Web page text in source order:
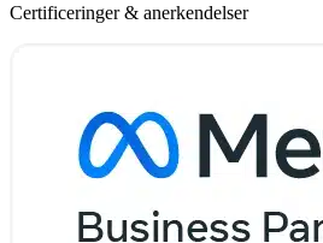
Certificeringer & anerkendelser